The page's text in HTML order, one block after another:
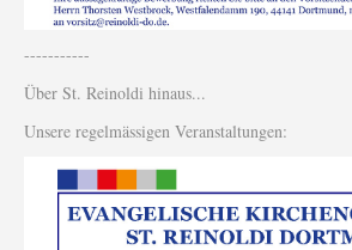
-----------
Über St. Reinoldi hinaus...
Unsere regelmässigen Veranstaltungen: